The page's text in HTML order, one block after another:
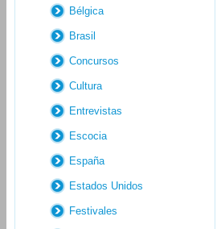
Bélgica
Brasil
Concursos
Cultura
Entrevistas
Escocia
España
Estados Unidos
Festivales